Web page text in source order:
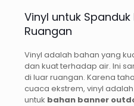
Vinyl untuk Spanduk
Ruangan
Vinyl adalah bahan yang
dan kuat terhadap air. Ini
di luar ruangan. Karena
cuaca ekstrem, vinyl
untuk bahan banner